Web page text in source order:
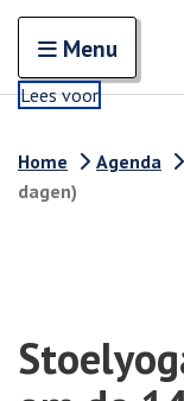
Open en
Menu
Lees voor
Home Agenda
dagen)